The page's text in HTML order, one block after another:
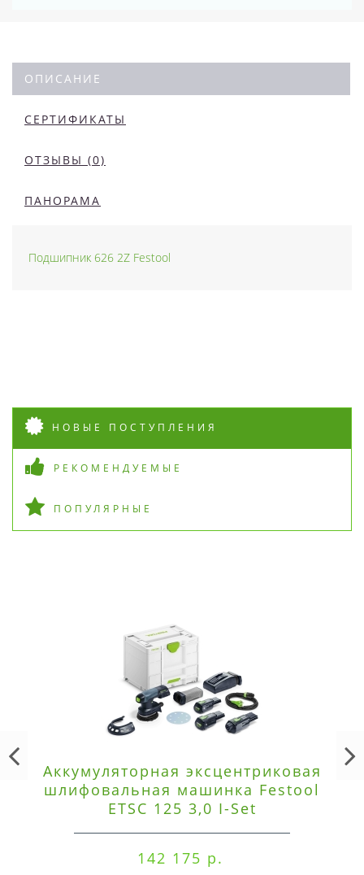
ОПИСАНИЕ
СЕРТИФИКАТЫ
ОТЗЫВЫ (0)
ПАНОРАМА
Подшипник 626 2Z Festool
НОВЫЕ ПОСТУПЛЕНИЯ
РЕКОМЕНДУЕМЫЕ
ПОПУЛЯРНЫЕ
Аккумуляторная эксцентриковая
шлифовальная машинка Festool
ETSC 125 3,0 I-Set
142 175 р.